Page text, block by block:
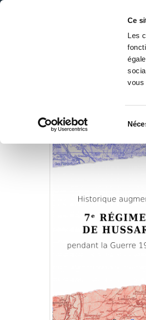
Ce
Les
vous
DE LA PAGE BLANCHE... AU
/